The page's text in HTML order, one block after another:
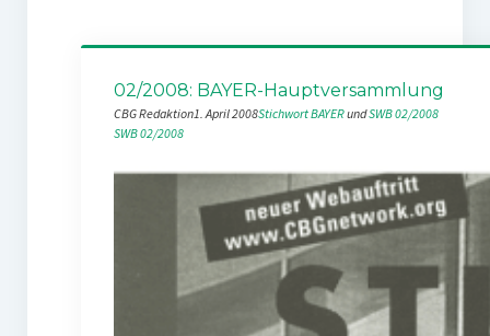
02/2008: BAYER-Hauptversammlung
CBG Redaktion1. April 2008Stichwort BAYER und SWB 02/2008
SWB 02/2008